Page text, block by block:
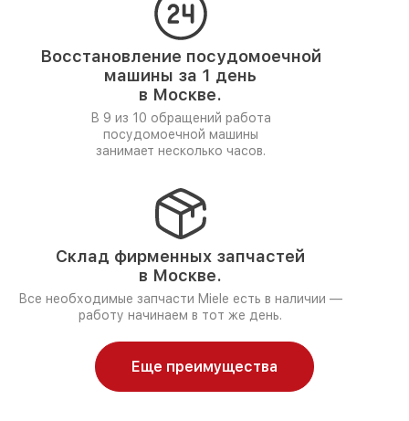
Восстановление посудомоечной
машины за 1 день
в Москве.
В 9 из 10 обращений работа
посудомоечной машины
занимает несколько часов.
Склад фирменных запчастей
в Москве.
Все необходимые запчасти Miele есть в наличии —
работу начинаем в тот же день.
Еще преимущества